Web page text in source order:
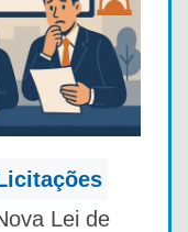
Lei de